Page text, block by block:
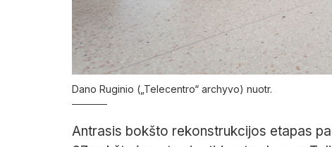
Dano Ruginio („Telecentro“ archyvo) nuotr.
Antrasis bokšto rekonstrukcijos etapas